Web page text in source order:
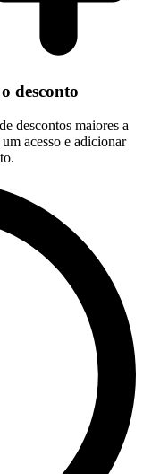
desconto
descontos maiores a
acesso e adicionar